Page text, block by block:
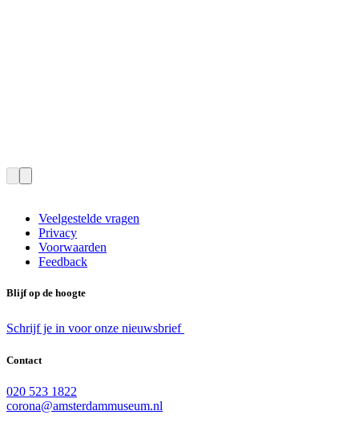
Veelgestelde vragen
Privacy
Voorwaarden
Feedback
Blijf op de hoogte
Schrijf je in voor onze nieuwsbrief
Contact
020 523 1822
corona@amsterdammuseum.nl